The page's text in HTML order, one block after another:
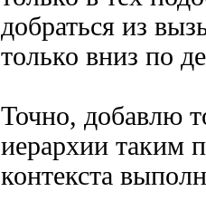
добраться из
только вниз по
Точно, добавлю
иерархии таким
контекста